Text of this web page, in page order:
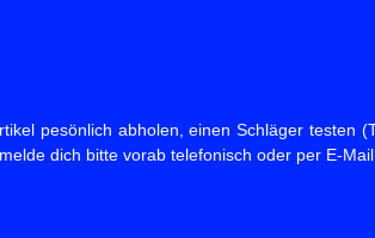
pesönlich abholen, einen Schläger testen
dich bitte vorab telefonisch oder per E-